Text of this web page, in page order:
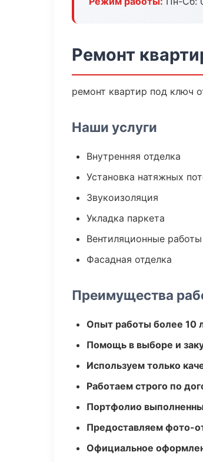
Ремонт
ремонт квартир под ключ
Наши услуги
Внутренняя отделка
Установка натяжных
Звукоизоляция
Укладка паркета
Вентиляционные работы
Фасадная отделка
Преимущества
Опыт работы более 10
Помощь в выборе и
Используем только
Работаем строго по
Портфолио
Предоставляем фото-
Официальное